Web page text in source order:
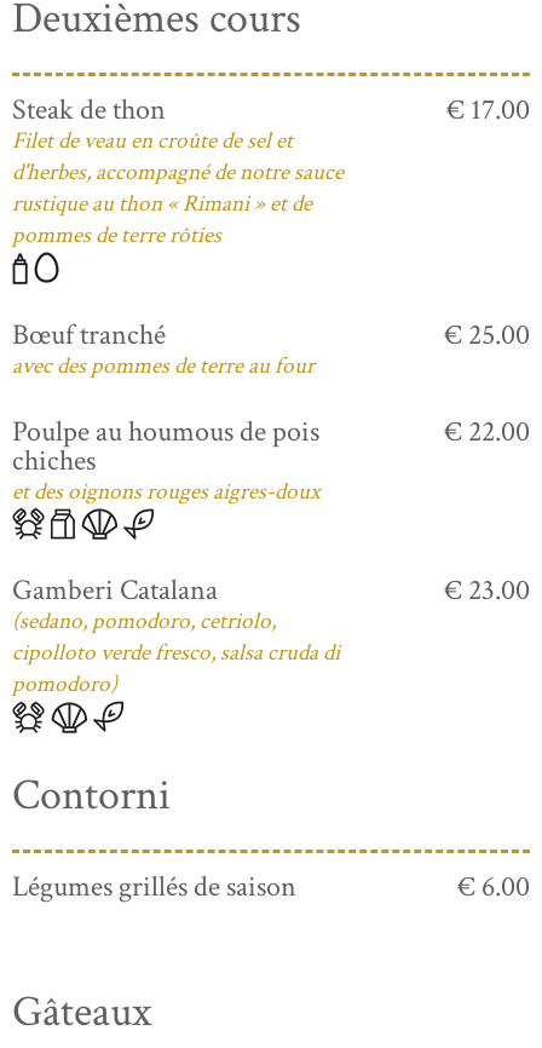
Deuxièmes cours
Steak de thon
Filet de veau en croûte de sel et
d'herbes, accompagné de notre sauce
rustique au thon « Rimani » et de
pommes de terre rôties
€ 17.00
Bœuf tranché
avec des pommes de terre au four
€ 25.00
Poulpe au houmous de pois
chiches
et des oignons rouges aigres-doux
€ 22.00
Gamberi Catalana
(sedano, pomodoro, cetriolo,
cipolloto verde fresco, salsa cruda di
pomodoro)
€ 23.00
Contorni
Légumes grillés de saison € 6.00
Gâteaux